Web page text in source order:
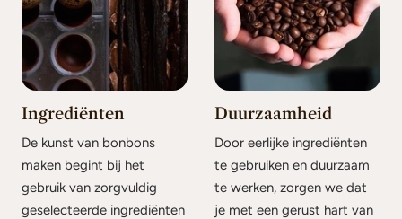
Ingrediënten
De kunst van bonbons
maken begint bij het
gebruik van zorgvuldig
geselecteerde ingrediënten
Duurzaamheid
Door eerlijke ingrediënten
te gebruiken en duurzaam
te werken, zorgen we dat
je met een gerust hart van